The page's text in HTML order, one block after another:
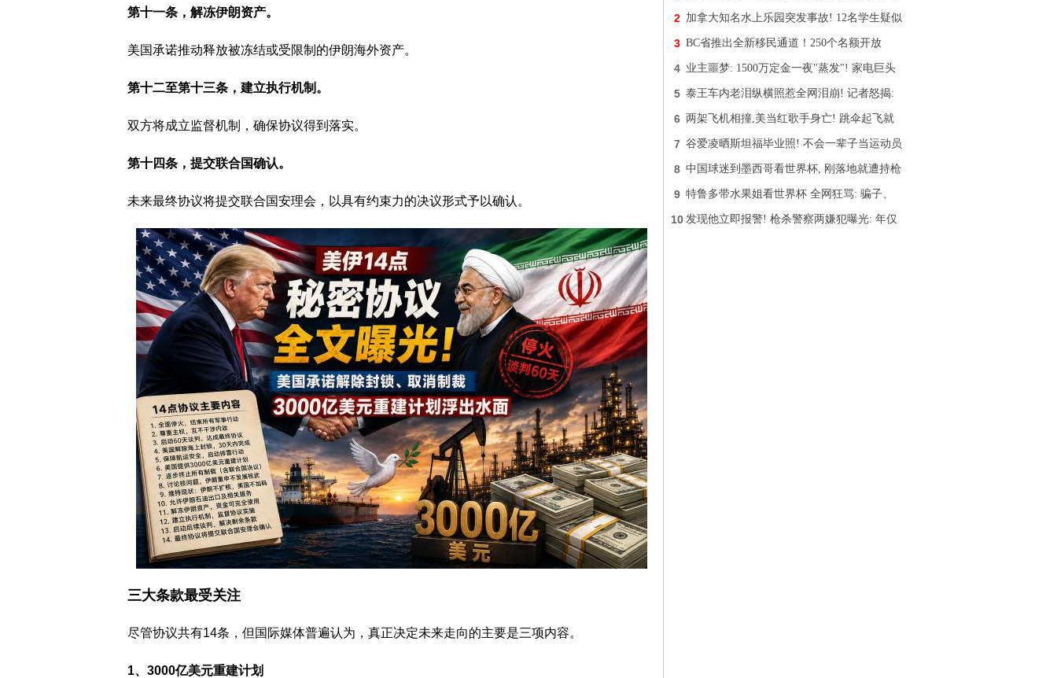
第十一条，解冻伊朗资产。
美国承诺推动释放被冻结或受限制的伊朗海外资产。
第十二至第十三条，建立执行机制。
双方将成立监督机制，确保协议得到落实。
第十四条，提交联合国确认。
未来最终协议将提交联合国安理会，以具有约束力的决议形式予以确认。
三大条款最受关注
尽管协议共有14条，但国际媒体普遍认为，真正决定未来走向的主要是三项内容。
1、3000亿美元重建计划
2 加拿大知名水上乐园突发事故! 12名学生疑似
3 BC省推出全新移民通道！250个名额开放
4 业主噩梦: 1500万定金一夜"蒸发"! 家电巨头
5 泰王车内老泪纵横照惹全网泪崩! 记者怒揭:
6 两架飞机相撞,美当红歌手身亡! 跳伞起飞就
7 谷爱凌晒斯坦福毕业照! 不会一辈子当运动员
8 中国球迷到墨西哥看世界杯, 刚落地就遭持枪
9 特鲁多带水果姐看世界杯 全网狂骂: 骗子、
10 发现他立即报警! 枪杀警察两嫌犯曝光: 年仅